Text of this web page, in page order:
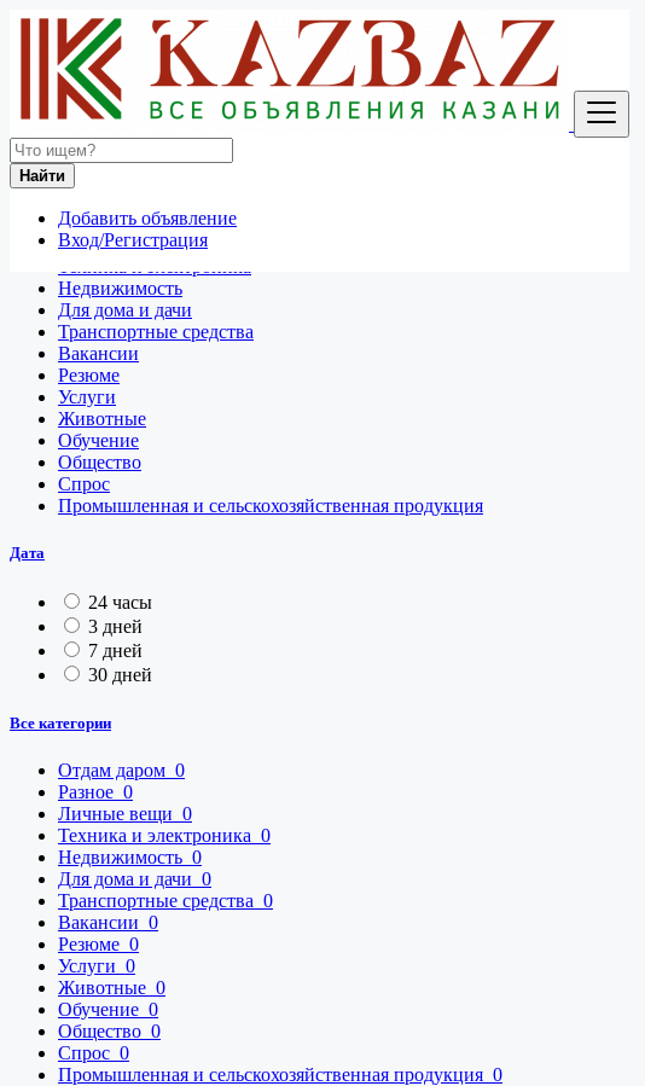
Найти
Добавить объявление
Вход/Регистрация
Россия
Разное
Личные вещи
Недвижимость
Для дома и дачи
Транспортные средства
Вакансии
Резюме
Услуги
Животные
Обучение
Общество
Спрос
Промышленная и сельскохозяйственная продукция
Дата
24 часы
3 дней
7 дней
30 дней
Все категории
Отдам даром 0
Разное 0
Личные вещи 0
Техника и электроника 0
Недвижимость 0
Для дома и дачи 0
Транспортные средства 0
Вакансии 0
Резюме 0
Услуги 0
Животные 0
Обучение 0
Общество 0
Спрос 0
Промышленная и сельскохозяйственная продукция 0